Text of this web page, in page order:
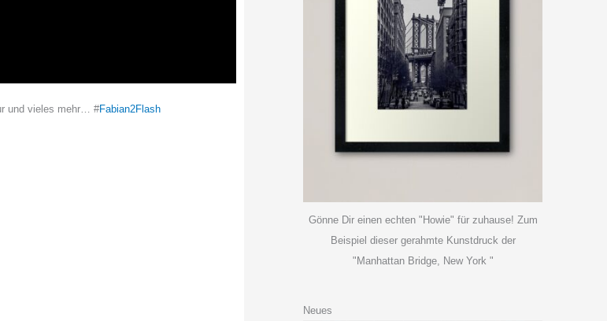
und vieles mehr… #Fabian2Flash
Gönne Dir einen echten "Howie" für zuhause! Zum
Beispiel dieser gerahmte Kunstdruck der
"Manhattan Bridge, New York "
Neues